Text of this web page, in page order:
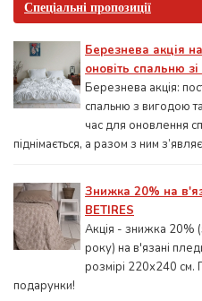
Спеціальні пропозиції
Березнева акція
оновіть спальню
Березнева акція:
спальню з вигодою
час для оновлення
піднімається, а разом з ним
Знижка 20% на
BETIRES
Акція - знижка 20%
року) на в'язані
розмірі 220х240
подарунки!